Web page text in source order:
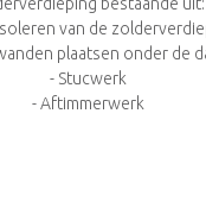
van de
plaatsen onder de
- Stucwerk
- Aftimmerwerk